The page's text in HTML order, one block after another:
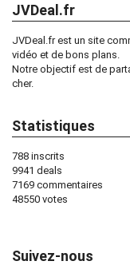
JVDeal.fr
JVDeal.fr est un site
vidéo et de bons plans.
Notre objectif est de
cher.
Statistiques
788 inscrits
9941 deals
7169 commentaires
48550 votes
Suivez-nous